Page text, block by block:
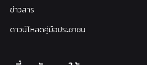
ข่าวสาร
ดาวน์โหลดคู่มือประชาชน